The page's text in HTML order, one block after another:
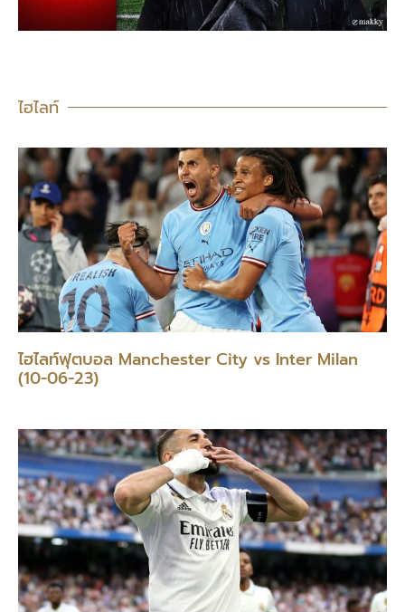
ไฮไลท์
ไฮไลท์ฟุตบอล Manchester City vs Inter Milan
(10-06-23)